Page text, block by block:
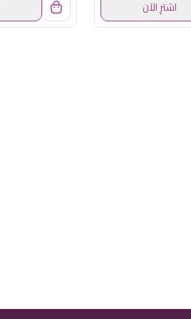
اشترِ الآن